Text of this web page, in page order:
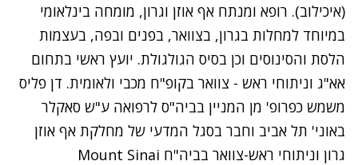
(איכילוב). רופא ומנתח אף אוזן וגרון, מומחה בינלאומי
במיוחד למחלות בגרון, בצוואר, בפנים ובפה, בעצמות
הלסת והסינוסים וכן בסיס הגולגולת. יועץ ראשי בתחום
אא"ג וניתוחי ראש - צוואר בקופ"ח מכבי ולאומית. דן פליס
משמש כפרופ' מן המניין בביה"ס לרפואה ע"ש סאקלר
באוני' תל אביב וחבר בסגל המדעי של מחלקת אף אוזן
גרון וניתוחי ראש-צוואר בביה"ח Mount Sinai